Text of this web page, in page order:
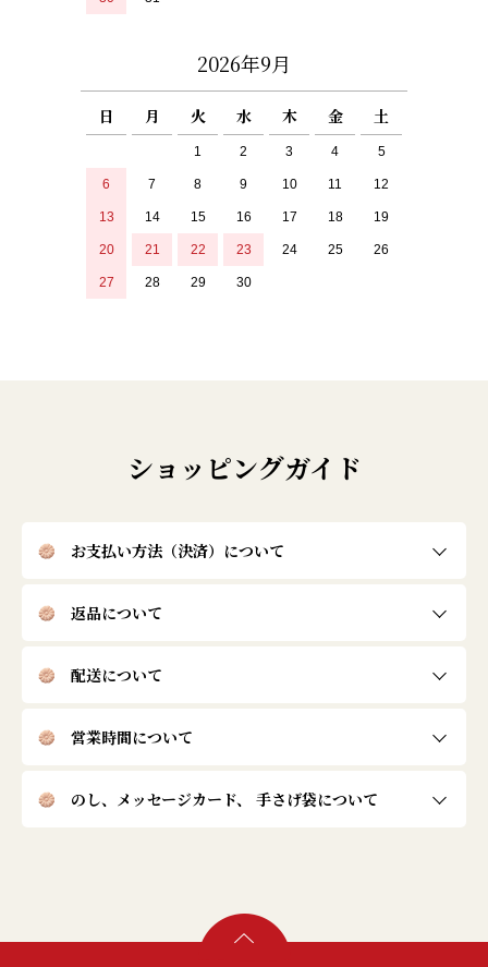
2026年9月
日 月 火 水 木 金 土
1 2 3 4 5
6 7 8 9 10 11 12
13 14 15 16 17 18 19
20 21 22 23 24 25 26
27 28 29 30
ショッピングガイド
お支払い方法（決済）について
返品について
配送について
営業時間について
のし、メッセージカード、 手さげ袋について